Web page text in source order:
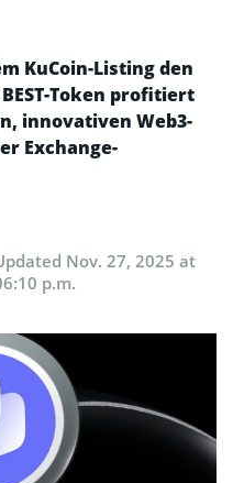
KuCoin-Listing den
Token profitiert
innovativen Web3-
Exchange-
Nov. 27, 2025 at
p.m.